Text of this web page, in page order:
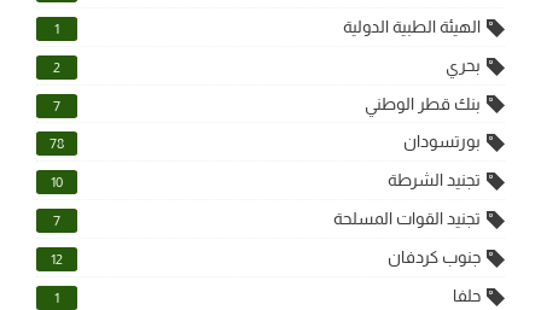
الهيئة الطبية الدولية 1
بحري 2
بنك قطر الوطني 7
بورتسودان 78
تجنيد الشرطة 10
تجنيد القوات المسلحة 7
جنوب كردفان 12
حلفا 1